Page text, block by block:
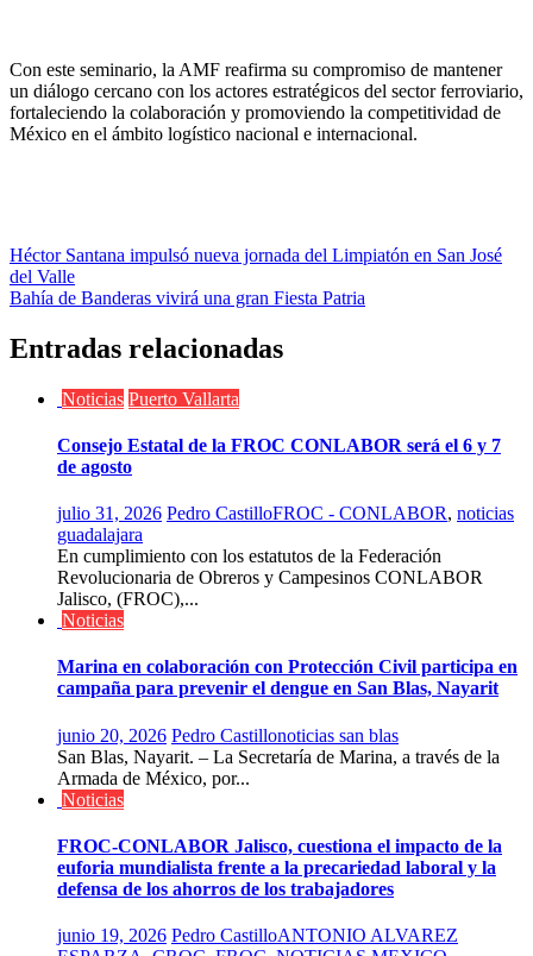
Con este seminario, la AMF reafirma su compromiso de mantener
un diálogo cercano con los actores estratégicos del sector ferroviario,
fortaleciendo la colaboración y promoviendo la competitividad de
México en el ámbito logístico nacional e internacional.
Navegación
de
Héctor Santana impulsó nueva jornada del Limpiatón en San José
del Valle
Bahía de Banderas vivirá una gran Fiesta Patria
Entradas relacionadas
Noticias Puerto Vallarta
Consejo Estatal de la FROC CONLABOR será el 6 y 7
de agosto
julio 31, 2026 Pedro CastilloFROC - CONLABOR, noticias
guadalajara
En cumplimiento con los estatutos de la Federación
Revolucionaria de Obreros y Campesinos CONLABOR
Jalisco, (FROC),...
Noticias
Marina en colaboración con Protección Civil participa en
campaña para prevenir el dengue en San Blas, Nayarit
junio 20, 2026 Pedro Castillonoticias san blas
San Blas, Nayarit. – La Secretaría de Marina, a través de la
Armada de México, por...
Noticias
FROC-CONLABOR Jalisco, cuestiona el impacto de la
euforia mundialista frente a la precariedad laboral y la
defensa de los ahorros de los trabajadores
junio 19, 2026 Pedro CastilloANTONIO ALVAREZ